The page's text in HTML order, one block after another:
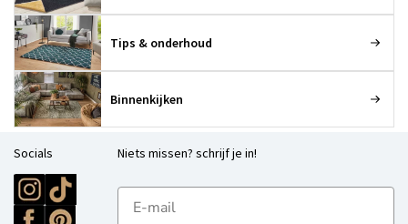
Tips & onderhoud
Binnenkijken
Socials Niets missen? schrijf je in!
E-mailadres